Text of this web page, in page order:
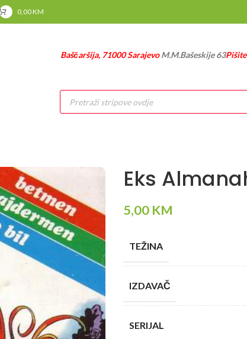
0,00KM
Baščaršija, 71000 SarajevoM.M.Bašeskije 63
Products
search
Eks
5,00 KM
TEŽINA
IZDAVAČ
SERIJAL